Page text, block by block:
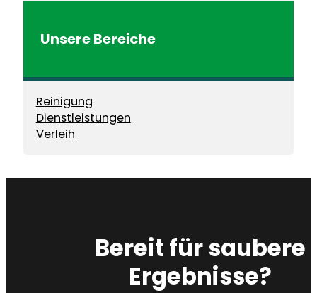
Unsere Bereiche
Reinigung
Dienstleistungen
Verleih
Bereit für saubere
Ergebnisse?